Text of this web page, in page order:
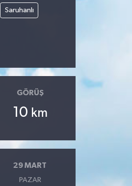
Saruhanlı
GÖRÜŞ
10 km
29 MART
PAZAR